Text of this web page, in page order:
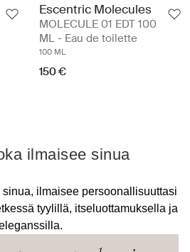
Escentric Molecules
MOLECULE 01 EDT 100
ML - Eau de toilette
100 ML
150 €
ilmaisee sinua
ilmaisee persoonallisuuttasi
tyylillä, itseluottamuksella ja